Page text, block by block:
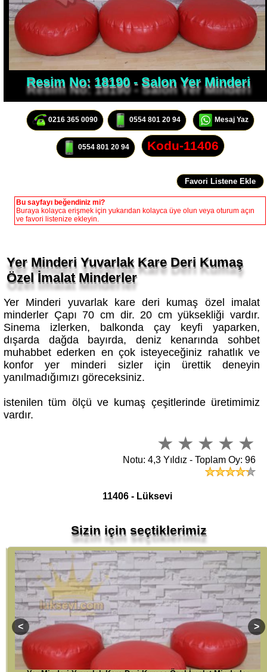
Resim No: 18190 - Salon Yer Minderi
0216 365 0090 0554 801 20 94 Mesaj Yaz
0554 801 20 94 Kodu-11406
Buraya kolayca erişmek için yukarıdan kolayca üye olun veya oturum açın
ve favori listenize ekleyin.
Özel İmalat Minderler
Yer Minderi yuvarlak kare deri kumaş özel imalat
minderler Çapı 70 cm dir. 20 cm yüksekliği vardır.
Sinema izlerken, balkonda çay keyfi yaparken,
dışarda dağda bayırda, deniz kenarında sohbet
muhabbet ederken en çok isteyeceğiniz rahatlık ve
konfor yer minderi sizler için ürettik deneyin
yanılmadığımızı göreceksiniz.
vardır.
Notu: 4,3 Yıldız - Toplam Oy: 96
Yer Minderi Yuvarlak Kare Deri Kumaş Özel İmalat Minderler